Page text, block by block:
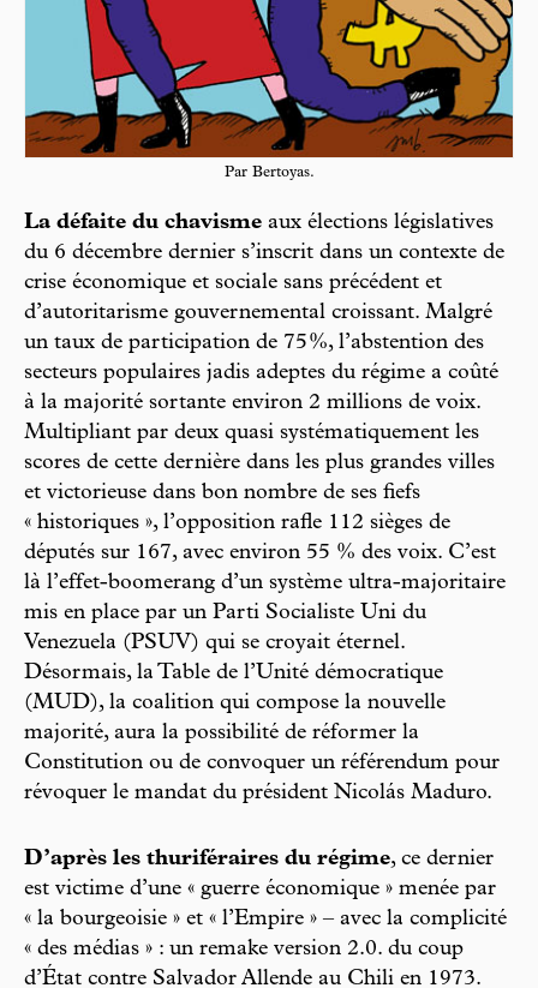
Par Bertoyas.
La défaite du chavisme aux élections législatives
du 6 décembre dernier s’inscrit dans un contexte de
crise économique et sociale sans précédent et
d’autoritarisme gouvernemental croissant. Malgré
un taux de participation de 75 %, l’abstention des
secteurs populaires jadis adeptes du régime a coûté
à la majorité sortante environ 2 millions de voix.
Multipliant par deux quasi systématiquement les
scores de cette dernière dans les plus grandes villes
et victorieuse dans bon nombre de ses fiefs
« historiques », l’opposition rafle 112 sièges de
députés sur 167, avec environ 55 % des voix. C’est
là l’effet-boomerang d’un système ultra-majoritaire
mis en place par un Parti Socialiste Uni du
Venezuela (PSUV) qui se croyait éternel.
Désormais, la Table de l’Unité démocratique
(MUD), la coalition qui compose la nouvelle
majorité, aura la possibilité de réformer la
Constitution ou de convoquer un référendum pour
révoquer le mandat du président Nicolás Maduro.
D’après les thuriféraires du régime, ce dernier
est victime d’une « guerre économique » menée par
« la bourgeoisie » et « l’Empire » – avec la complicité
« des médias » : un remake version 2.0. du coup
d’État contre Salvador Allende au Chili en 1973.